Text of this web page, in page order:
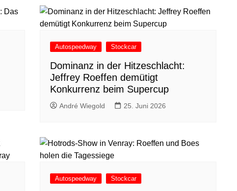
Autospeedway Stockcar
Dominanz in der Hitzeschlacht:
Jeffrey Roeffen demütigt
Konkurrenz beim Supercup
André Wiegold 25. Juni 2026
Autospeedway Stockcar